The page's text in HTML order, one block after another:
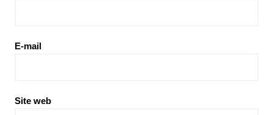
E-mail
Site web